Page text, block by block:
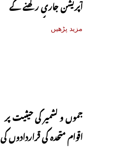
آپریشن جاری رکھنے کے
عزم کا اظہار کر دیا
مزید پڑھیں
جموں و کشمیر کی حیثیت پر
اقوام متحدہ کی قراردادوں کی